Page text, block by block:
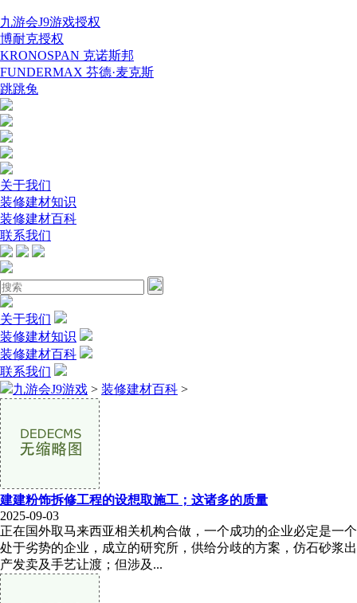
九游会J9游戏授权
博耐克授权
KRONOSPAN 克诺斯邦
FUNDERMAX 芬德·麦克斯
跳跳兔
关于我们
装修建材知识
装修建材百科
联系我们
关于我们
装修建材知识
装修建材百科
联系我们
九游会J9游戏 > 装修建材百科 >
建建粉饰拆修工程的设想取施工；这诸多的质量
2025-09-03
正在国外取马来西亚相关机构合做，一个成功的企业必定是一个
处于劣势的企业，成立的研究所，供给分歧的方案，仿石砂浆出
产发卖及手艺让渡；但涉及...